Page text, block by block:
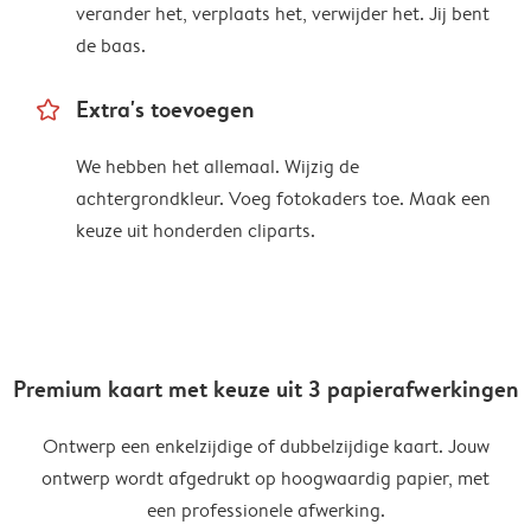
verander het, verplaats het, verwijder het. Jij bent
de baas.
star_outline Extra's toevoegen
We hebben het allemaal. Wijzig de
achtergrondkleur. Voeg fotokaders toe. Maak een
keuze uit honderden cliparts.
Premium kaart met keuze uit 3 papierafwerkingen
Ontwerp een enkelzijdige of dubbelzijdige kaart. Jouw
ontwerp wordt afgedrukt op hoogwaardig papier, met
een professionele afwerking.